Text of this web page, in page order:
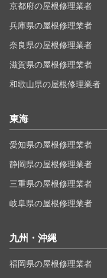
京都府の屋根修理業者
兵庫県の屋根修理業者
奈良県の屋根修理業者
滋賀県の屋根修理業者
和歌山県の屋根修理業者
東海
愛知県の屋根修理業者
静岡県の屋根修理業者
三重県の屋根修理業者
岐阜県の屋根修理業者
九州・沖縄
福岡県の屋根修理業者